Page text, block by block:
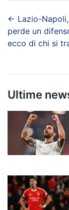
← Lazio-
perde un
ecco di chi si
Ultime